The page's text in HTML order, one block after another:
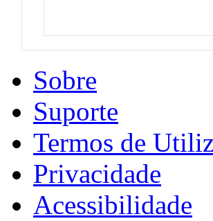
Sobre
Suporte
Termos de
Privacidade
Acessibilidade